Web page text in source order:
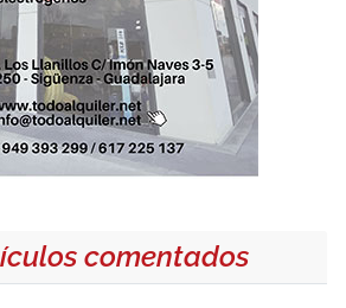
comentados